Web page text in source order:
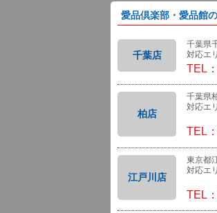
愛品倶楽部・愛品館
千葉店
千葉県
対応エ
TEL
柏店
千葉県
対応エ
茨
TEL
江戸川店
東京都
対応エ
千
TEL